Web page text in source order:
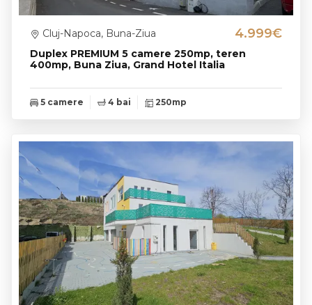
Duplex PREMIUM 5 camere 250mp, teren
400mp, Buna Ziua, Grand Hotel Italia
Cluj-Napoca, Buna-Ziua 4.999€
5 camere 4 bai 250mp